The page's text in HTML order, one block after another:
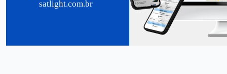
satlight.com.br